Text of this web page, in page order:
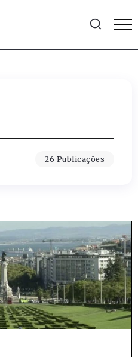
26 Publicações